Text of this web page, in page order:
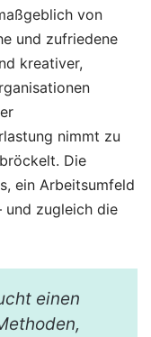
von
und zufriedene
kreativer,
nimmt zu
Die
ein Arbeitsumfeld
und zugleich die
einen